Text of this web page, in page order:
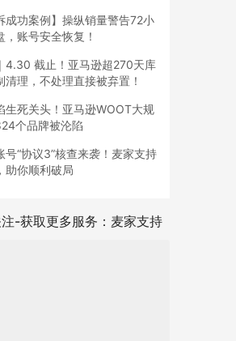
成功案例】操纵销量警告72小
，账号安全恢复！
4.30 截止！亚马逊超270天库
清理，不处理直接被弃置！
生死关头！亚马逊WOOT大规
个品牌被沦陷
号“协议3”核查来袭！麦家支持
助你顺利破局
-获取更多服务：麦家支持